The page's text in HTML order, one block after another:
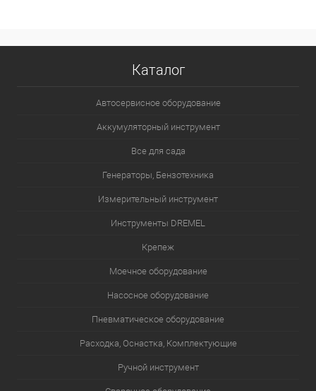
Каталог
Автосервисное оборудование
Аккумуляторный инструмент
Все для сада
Генераторы, Бензотехника
Измерительный инструмент
Инструменты DREMEL
Крепеж
Моечное оборудование
Насосное оборудование
Пневматическое оборудование
Расходка, Оснастка, Комплектующие
Ручной инструмент